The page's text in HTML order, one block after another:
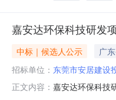
嘉安达环保科技研发
中标｜候选人公示 广
招标单位： 东莞市安居建设
正文内容： 嘉安达环保科技